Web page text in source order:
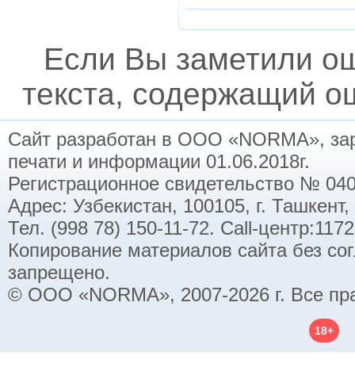
Если Вы заметили
текста, содержащий
Сайт разработан в ООО «NORMA»,
печати и информации 01.06.2018г.
Регистрационное свидетельство №
Адрес: Узбекистан, 100105, г.
Тел. (998 78) 150-11-72. Call-
Копирование материалов сайта без
запрещено.
© ООО «NORMA», 2007-2026 г. Все
18+